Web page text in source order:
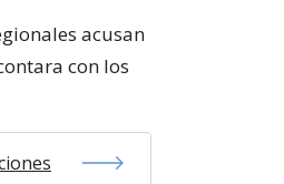
acusan
con los